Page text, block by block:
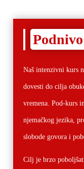
Naš intenzivni kurs
dovesti do cilja
vremena. Pod-kurs
njemačkog jezika,
slobode govora i
Cilj je brzo